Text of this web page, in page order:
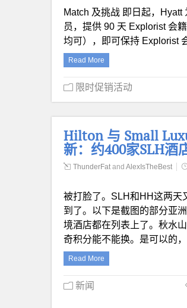
Match 及挑战 即日起，
员，提供 90 天 Explorist 会
均可），即可保持 Explorist
Read More
限时促销活动
Hilton 与 Small
新：约400家SLH酒
ThunderFat and AlexIsTheBest
被打脸了。SLH和HH这两天
到了。以下是截图的部分亚
境酒店都在列表上了。秋水
奇积分能不能换。是可以的
Read More
新闻